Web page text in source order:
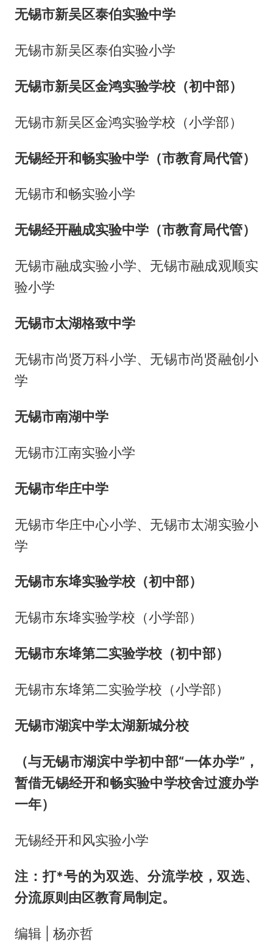
无锡市新吴区泰伯实验中学
无锡市新吴区泰伯实验小学
无锡市新吴区金鸿实验学校（初中部）
无锡市新吴区金鸿实验学校（小学部）
无锡经开和畅实验中学（市教育局代管）
无锡市和畅实验小学
无锡经开融成实验中学（市教育局代管）
无锡市融成实验小学、无锡市融成观顺实
验小学
无锡市太湖格致中学
无锡市尚贤万科小学、无锡市尚贤融创小
学
无锡市南湖中学
无锡市江南实验小学
无锡市华庄中学
无锡市华庄中心小学、无锡市太湖实验小
学
无锡市东鿍实验学校（初中部）
无锡市东鿍实验学校（小学部）
无锡市东鿍第二实验学校（初中部）
无锡市东鿍第二实验学校（小学部）
无锡市湖滨中学太湖新城分校
（与无锡市湖滨中学初中部“一体办学”，
暂借无锡经开和畅实验中学校舍过渡办学
一年）
无锡经开和风实验小学
注：打*号的为双选、分流学校，双选、
分流原则由区教育局制定。
编辑 | 杨亦哲